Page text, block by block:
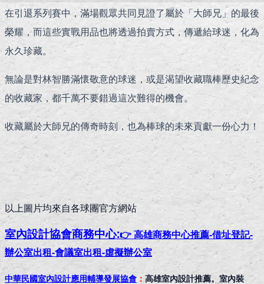
在引退系列賽中，滿場觀眾共同見證了屬於「大師兄」的最後
榮耀，而這些實戰用品也將透過拍賣方式，傳遞給球迷，化為
永久珍藏。
無論是對林智勝滿懷敬意的球迷，或是渴望收藏職棒歷史紀念
的收藏家，都千萬不要錯過這次難得的機會。
收藏屬於大師兄的傳奇時刻，也為棒球的未來貢獻一份心力！
以上圖片均來自各球團官方網站
室內設計協會商務中心:👉 高雄商務中心推薦-借址登記-
辦公室出租-會議室出租-虛擬辦公室
中華民國室內設計應用輔導發展協會 ： 高雄室內設計推薦。室內裝